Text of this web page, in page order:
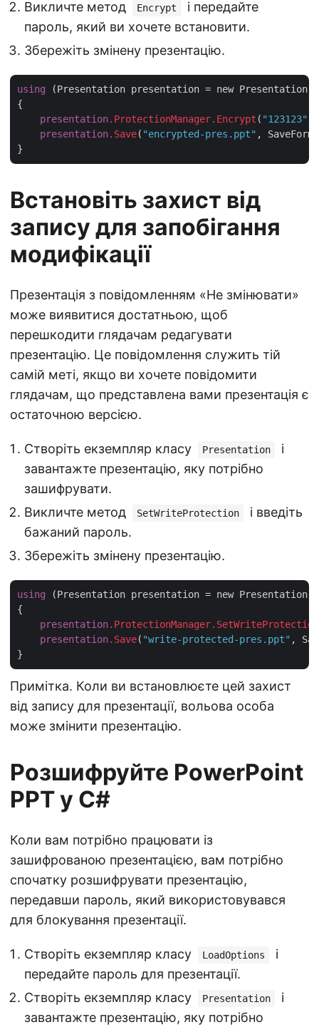
Викличте метод Encrypt
і передайте
пароль, який ви хочете встановити.
Збережіть змінену презентацію.
using (Presentation presentation = new Presentation(
{
presentation.ProtectionManager.Encrypt ( "123123"
presentation.Save( "encrypted-pres.ppt" ,
Встановіть захист від
запису для запобігання
модифікації
Презентація з повідомленням «Не змінювати»
може виявитися достатньою, щоб
перешкодити глядачам редагувати
презентацію. Це повідомлення служить тій
самій меті, якщо ви хочете повідомити
глядачам, що представлена вами презентація є
остаточною версією.
Створіть екземпляр класу Presentation
і
завантажте презентацію, яку потрібно
зашифрувати.
Викличте метод
SetWriteProtection
і введіть
бажаний пароль.
Збережіть змінену презентацію.
using (Presentation presentation = new Presentation(
{
presentation.ProtectionManager.SetWriteProtection
presentation.Save( "write-protected-pres.ppt" ,
Примітка. Коли ви встановлюєте цей захист
від запису для презентації, вольова особа
може змінити презентацію.
Розшифруйте PowerPoint
PPT у C#
Коли вам потрібно працювати із
зашифрованою презентацією, вам потрібно
спочатку розшифрувати презентацію,
передавши пароль, який використовувався
для блокування презентації.
Створіть екземпляр класу LoadOptions
і
передайте пароль для презентації.
Створіть екземпляр класу
Presentation
і
завантажте презентацію, яку потрібно